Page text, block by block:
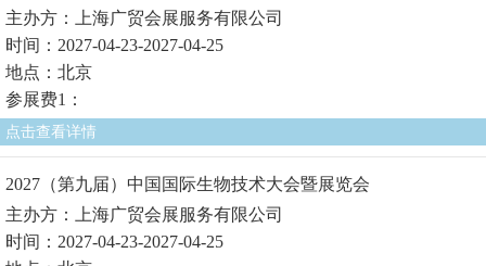
主办方：上海广贸会展服务有限公司
时间：2027-04-23-2027-04-25
地点：北京
参展费1：
点击查看详情
2027（第九届）中国国际生物技术大会暨展览会
主办方：上海广贸会展服务有限公司
时间：2027-04-23-2027-04-25